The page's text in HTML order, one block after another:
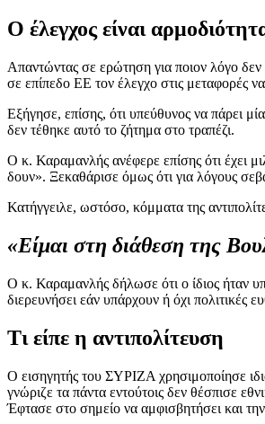
Ο έλεγχος είναι
Απαντώντας σε ερώτηση για ποιον λόγο
σε επίπεδο ΕΕ τον έλεγχο στις μεταφορές
Εξήγησε, επίσης, ότι υπεύθυνος να πάρει
δεν τέθηκε αυτό το ζήτημα στο τραπέζι.
Ο κ. Καραμανλής ανέφερε επίσης ότι έχει
δουν». Ξεκαθάρισε όμως ότι για λόγους
Κατήγγειλε, ωστόσο, κόμματα της
«Είμαι στη διάθεση της
Ο κ. Καραμανλής δήλωσε ότι ο ίδιος ήταν
διερευνήσει εάν υπάρχουν ή όχι πολιτικές
Τι είπε η αντιπολίτευση
Ο εισηγητής του ΣΥΡΙΖΑ χρησιμοποίησε
γνώριζε τα πάντα εντούτοις δεν θέσπισε
Έφτασε στο σημείο να αμφισβητήσει και